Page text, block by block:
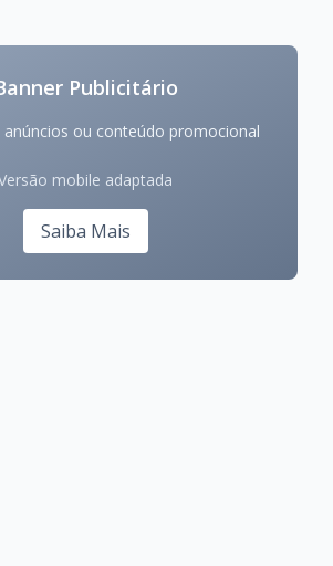
Publicitário
anúncios ou conteúdo promocional
mobile adaptada
Saiba Mais